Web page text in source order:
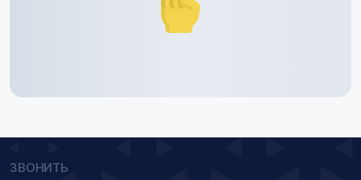
ЗВОНИТЬ